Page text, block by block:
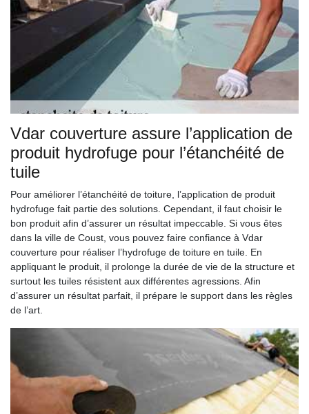
Vdar couverture assure l’application de
produit hydrofuge pour l’étanchéité de
tuile
Pour améliorer l’étanchéité de toiture, l’application de produit
hydrofuge fait partie des solutions. Cependant, il faut choisir le
bon produit afin d’assurer un résultat impeccable. Si vous êtes
dans la ville de Coust, vous pouvez faire confiance à Vdar
couverture pour réaliser l’hydrofuge de toiture en tuile. En
appliquant le produit, il prolonge la durée de vie de la structure et
surtout les tuiles résistent aux différentes agressions. Afin
d’assurer un résultat parfait, il prépare le support dans les règles
de l’art.